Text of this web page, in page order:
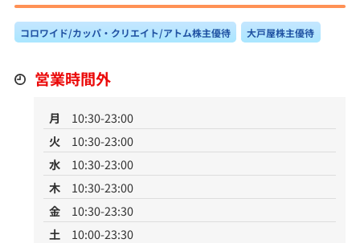
コロワイド/カッパ・クリエイト/アトム株主優待 大戸屋株主優待
営業時間外
月
10:30-23:00
火
10:30-23:00
水
10:30-23:00
木
10:30-23:00
金
10:30-23:30
土
10:00-23:30